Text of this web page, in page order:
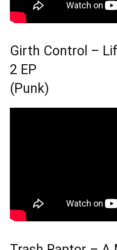
Girth Control –
2 EP
(Punk)